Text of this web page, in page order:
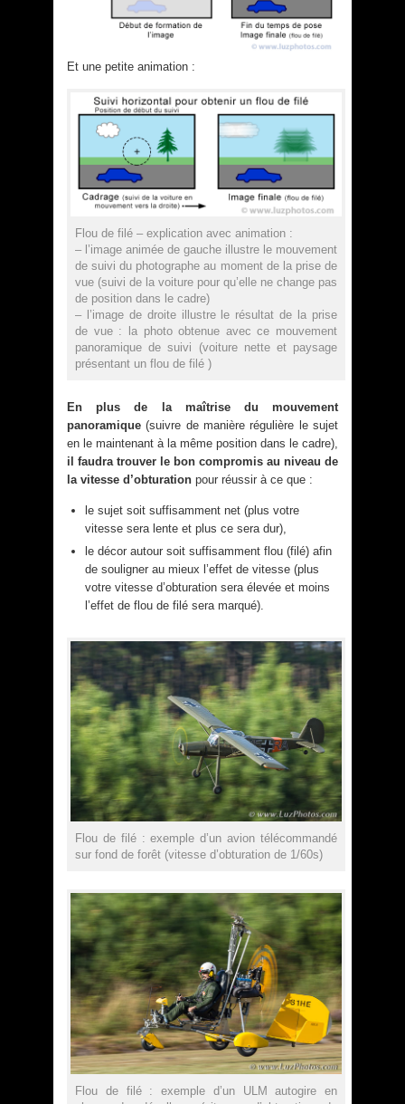
Et une petite animation :
Flou de filé – explication avec animation :
– l’image animée de gauche illustre le mouvement
de suivi du photographe au moment de la prise de
vue (suivi de la voiture pour qu’elle ne change pas
de position dans le cadre)
– l’image de droite illustre le résultat de la prise
de vue : la photo obtenue avec ce mouvement
panoramique de suivi (voiture nette et paysage
présentant un flou de filé )
En plus de la maîtrise du mouvement
panoramique (suivre de manière régulière le sujet
en le maintenant à la même position dans le cadre),
il faudra trouver le bon compromis au niveau de
la vitesse d’obturation pour réussir à ce que :
le sujet soit suffisamment net (plus votre
vitesse sera lente et plus ce sera dur),
le décor autour soit suffisamment flou (filé) afin
de souligner au mieux l’effet de vitesse (plus
votre vitesse d’obturation sera élevée et moins
l’effet de flou de filé sera marqué).
Flou de filé : exemple d’un avion télécommandé
sur fond de forêt (vitesse d’obturation de 1/60s)
Flou de filé : exemple d’un ULM autogire en